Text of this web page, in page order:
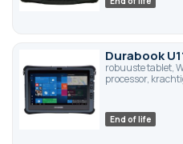
Durabook
robuuste tablet,
processor,
End of life